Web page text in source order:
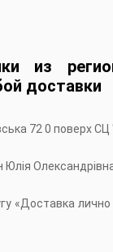
из
доставки
72 0 поверх
«Доставка